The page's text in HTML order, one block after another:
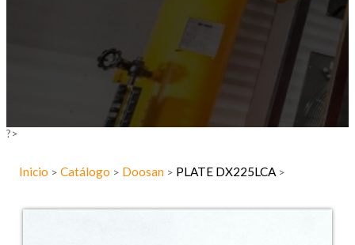
?>
Inicio > Catálogo > Doosan > PLATE DX225LCA >